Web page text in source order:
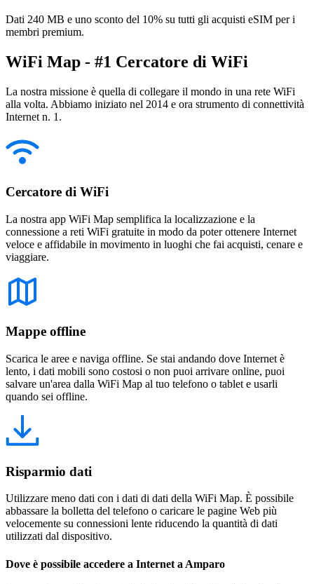
Dati 240 MB e uno sconto del 10% su tutti gli acquisti eSIM per i
membri premium.
WiFi Map - #1 Cercatore di WiFi
La nostra missione è quella di collegare il mondo in una rete WiFi
alla volta. Abbiamo iniziato nel 2014 e ora strumento di connettività
Internet n. 1.
Cercatore di WiFi
La nostra app WiFi Map semplifica la localizzazione e la
connessione a reti WiFi gratuite in modo da poter ottenere Internet
veloce e affidabile in movimento in luoghi che fai acquisti, cenare e
viaggiare.
Mappe offline
Scarica le aree e naviga offline. Se stai andando dove Internet è
lento, i dati mobili sono costosi o non puoi arrivare online, puoi
salvare un'area dalla WiFi Map al tuo telefono o tablet e usarli
quando sei offline.
Risparmio dati
Utilizzare meno dati con i dati di dati della WiFi Map. È possibile
abbassare la bolletta del telefono o caricare le pagine Web più
velocemente su connessioni lente riducendo la quantità di dati
utilizzati dal dispositivo.
Dove è possibile accedere a Internet a Amparo